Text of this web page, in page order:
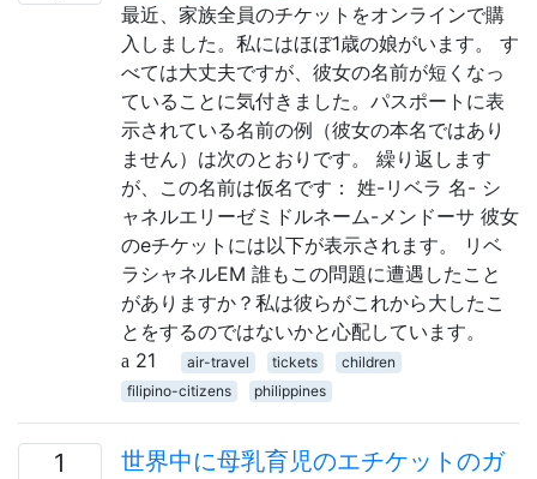
最近、家族全員のチケットをオンラインで購
入しました。私にはほぼ1歳の娘がいます。 す
べては大丈夫ですが、彼女の名前が短くなっ
ていることに気付きました。パスポートに表
示されている名前の例（彼女の本名ではあり
ません）は次のとおりです。 繰り返します
が、この名前は仮名です： 姓-リベラ 名- シ
ャネルエリーゼミドルネーム-メンドーサ 彼女
のeチケットには以下が表示されます。 リベ
ラシャネルEM 誰もこの問題に遭遇したこと
がありますか？私は彼らがこれから大したこ
とをするのではないかと心配しています。
21
air-travel tickets
children
filipino-citizens
philippines
1
世界中に母乳育児のエチケットのガ